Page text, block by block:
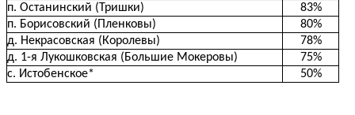
п. Останинский (Тришки)
83%
п. Борисовский (Пленковы)
80%
д. Некрасовская (Королевы)
78%
д. 1-я Лукошковская (Большие Мокеровы)
75%
с. Истобенское*
50%